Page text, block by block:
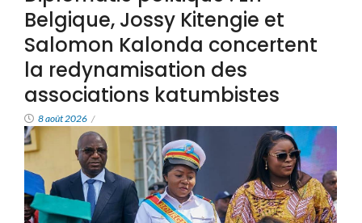
Belgique, Jossy Kitengie et
Salomon Kalonda concertent
la redynamisation des
associations katumbistes
8 août 2026 /